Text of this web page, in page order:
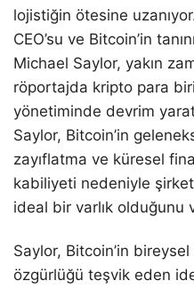
lojistiğin ötesine
CEO’su ve Bitcoin’in
Michael Saylor, yakın
röportajda kripto para
yönetiminde devrim
Saylor, Bitcoin’in
zayıflatma ve küresel
kabiliyeti nedeniyle
ideal bir varlık olduğunu
Saylor, Bitcoin’in
özgürlüğü teşvik eden